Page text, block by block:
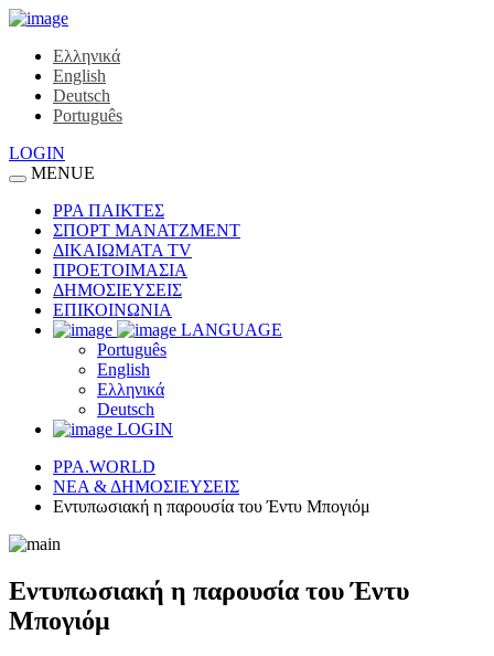
Ελληνικά
English
Deutsch
Português
LOGIN
MENUE
ΡΡΑ ΠΑΙΚΤΕΣ
ΣΠΟΡΤ ΜΑΝΑΤΖΜΕΝΤ
ΔΙΚΑΙΩΜΑΤΑ TV
ΠΡΟΕΤΟΙΜΑΣΙΑ
ΔΗΜΟΣΙΕΥΣΕΙΣ
ΕΠΙΚΟΙΝΩΝΙΑ
LANGUAGE
Português
English
Ελληνικά
Deutsch
LOGIN
PPA.WORLD
ΝΕΑ & ΔΗΜΟΣΙΕΥΣΕΙΣ
Εντυπωσιακή η παρουσία του Έντυ Μπογιόμ
Εντυπωσιακή η παρουσία του Έντυ
Μπογιόμ